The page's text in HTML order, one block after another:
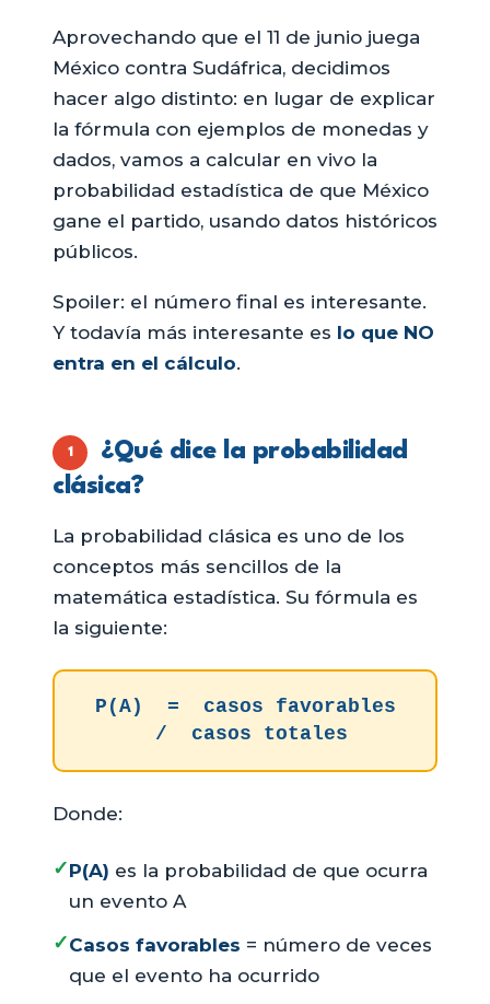
Aprovechando que el 11 de junio juega
México contra Sudáfrica, decidimos
hacer algo distinto: en lugar de explicar
la fórmula con ejemplos de monedas y
dados, vamos a calcular en vivo la
probabilidad estadística de que México
gane el partido, usando datos históricos
públicos.
Spoiler: el número final es interesante.
Y todavía más interesante es lo que NO
entra en el cálculo.
1
¿Qué dice la probabilidad
clásica?
La probabilidad clásica es uno de los
conceptos más sencillos de la
matemática estadística. Su fórmula es
la siguiente:
P(A) = casos favorables
/ casos totales
Donde:
✓P(A) es la probabilidad de que ocurra
un evento A
✓Casos favorables = número de veces
que el evento ha ocurrido